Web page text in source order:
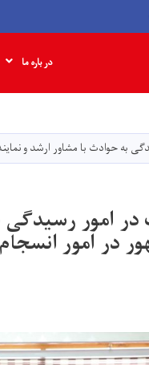
در باره ما
به حوادث با مشاور ارشد و
در امور
در امور